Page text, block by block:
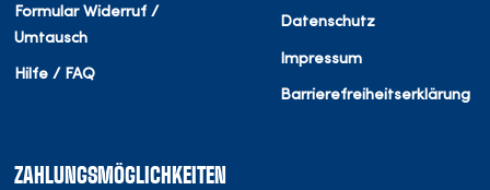
Formular Widerruf /
Umtausch
Hilfe / FAQ
Datenschutz
Impressum
Barrierefreiheitserklärung
ZAHLUNGSMÖGLICHKEITEN